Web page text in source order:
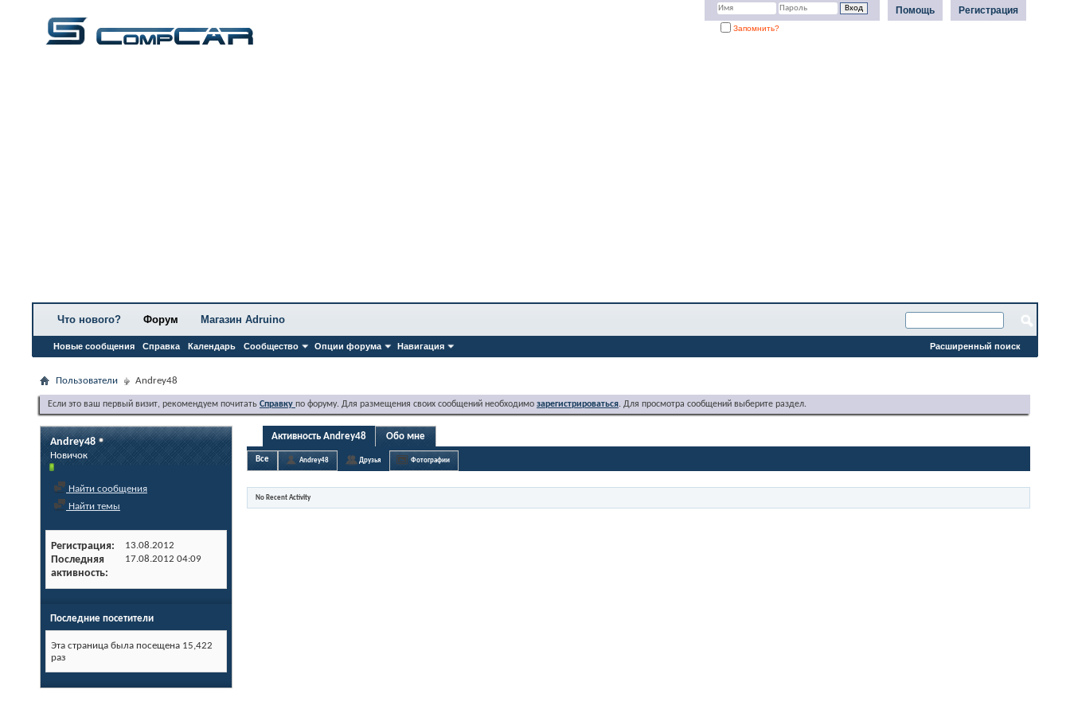
Регистрация
Помощь
Запомнить?
Что нового? Форум
Новые сообщения Справка Календарь Сообщество Опции форума Навигация
Магазин Adruino
Расширенный поиск
Пользователи Andrey48
Если это ваш первый визит, рекомендуем почитать Справку по форуму. Для размещения своих сообщений необходимо зарегистрироваться. Для просмотра сообщений выберите раздел.
Andrey48
Новичок
Найти сообщения
Найти темы
Регистрация 13.08.2012
Последняя
активность
17.08.2012 04:09
Последние посетители
Эта страница была посещена 15,422
раз
Активность Andrey48 Обо мне
Все Andrey48 Друзья Фотографии
No Recent Activity